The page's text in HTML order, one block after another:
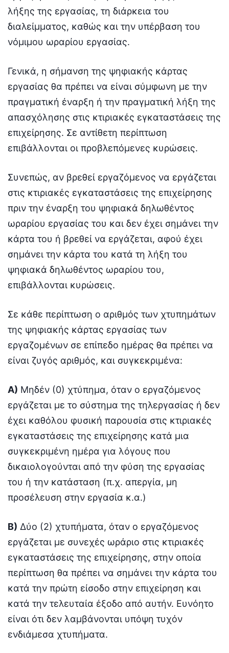
λήξης της εργασίας, τη διάρκεια του
διαλείμματος, καθώς και την υπέρβαση του
νόμιμου ωραρίου εργασίας.
Γενικά, η σήμανση της ψηφιακής κάρτας
εργασίας θα πρέπει να είναι σύμφωνη με την
πραγματική έναρξη ή την πραγματική λήξη της
απασχόλησης στις κτιριακές εγκαταστάσεις της
επιχείρησης. Σε αντίθετη περίπτωση
επιβάλλονται οι προβλεπόμενες κυρώσεις.
Συνεπώς, αν βρεθεί εργαζόμενος να εργάζεται
στις κτιριακές εγκαταστάσεις της επιχείρησης
πριν την έναρξη του ψηφιακά δηλωθέντος
ωραρίου εργασίας του και δεν έχει σημάνει την
κάρτα του ή βρεθεί να εργάζεται, αφού έχει
σημάνει την κάρτα του κατά τη λήξη του
ψηφιακά δηλωθέντος ωραρίου του,
επιβάλλονται κυρώσεις.
Σε κάθε περίπτωση ο αριθμός των χτυπημάτων
της ψηφιακής κάρτας εργασίας των
εργαζομένων σε επίπεδο ημέρας θα πρέπει να
είναι ζυγός αριθμός, και συγκεκριμένα:
Α) Μηδέν (0) χτύπημα, όταν ο εργαζόμενος
εργάζεται με το σύστημα της τηλεργασίας ή δεν
έχει καθόλου φυσική παρουσία στις κτιριακές
εγκαταστάσεις της επιχείρησης κατά μια
συγκεκριμένη ημέρα για λόγους που
δικαιολογούνται από την φύση της εργασίας
του ή την κατάσταση (π.χ. απεργία, μη
προσέλευση στην εργασία κ.α.)
Β) Δύο (2) χτυπήματα, όταν ο εργαζόμενος
εργάζεται με συνεχές ωράριο στις κτιριακές
εγκαταστάσεις της επιχείρησης, στην οποία
περίπτωση θα πρέπει να σημάνει την κάρτα του
κατά την πρώτη είσοδο στην επιχείρηση και
κατά την τελευταία έξοδο από αυτήν. Ευνόητο
είναι ότι δεν λαμβάνονται υπόψη τυχόν
ενδιάμεσα χτυπήματα.